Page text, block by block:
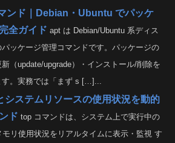
ンド｜Debian・Ubuntu でパッケ
全ガイド apt は Debian/Ubuntu 系ディス
パッケージ管理コマンドです。パッケージの
（update/upgrade）・インストール/削除を
。実務では「まず s […]...
システムリソースの使用状況を動的
ド top コマンドは、システム上で実行中の
リ使用状況をリアルタイムに表示・監視 す